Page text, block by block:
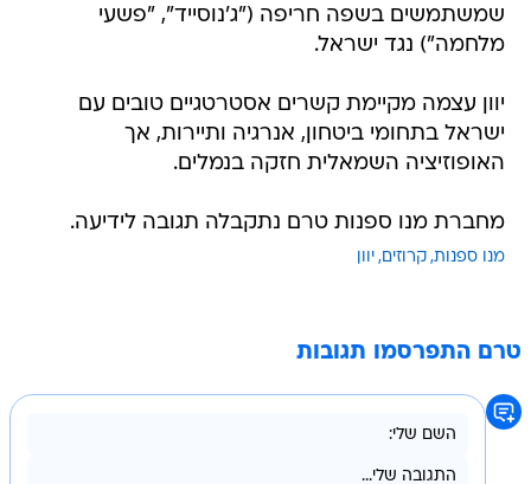
שמשתמשים בשפה חריפה ("ג'נוסייד", "פשעי
מלחמה") נגד ישראל.
יוון עצמה מקיימת קשרים אסטרטגיים טובים עם
ישראל בתחומי ביטחון, אנרגיה ותיירות, אך
האופוזיציה השמאלית חזקה בנמלים.
מחברת מנו ספנות טרם נתקבלה תגובה לידיעה.
מנו ספנות קרוזים יוון
טרם התפרסמו תגובות